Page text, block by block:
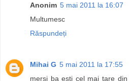
Anonim 5 mai 2011 la 16:07
Multumesc
Răspundeți
Mihai G 5 mai 2011 la 17:55
mersi ba esti cel mai tare